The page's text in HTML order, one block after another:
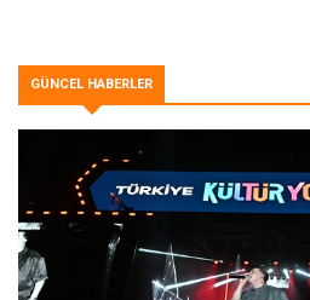
GÜNCEL HABERLER